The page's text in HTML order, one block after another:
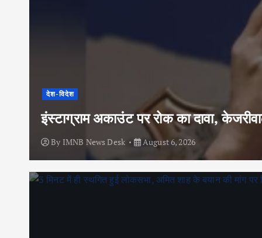
देश-विदेश
इंस्टाग्राम अकाउंट पर रोक का दावा,
By IMNB News Desk August 6, 2026